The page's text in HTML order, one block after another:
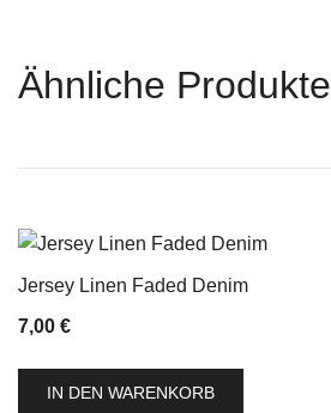
Ähnliche Produkte
Jersey Linen Faded Denim
7,00 €
IN DEN WARENKORB